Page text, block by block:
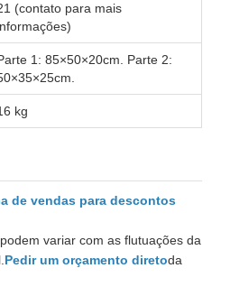
(contato para mais
1: 85×50×20cm. Parte 2:
kg
de vendas para descontos
variar com as flutuações da
Pedir um orçamento diretoda